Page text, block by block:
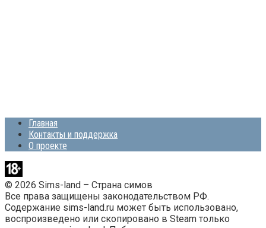
Главная
Контакты и поддержка
О проекте
© 2026 Sims-land – Страна симов
Все права защищены законодательством РФ.
Содержание sims-land.ru может быть использовано,
воспроизведено или скопировано в Steam только